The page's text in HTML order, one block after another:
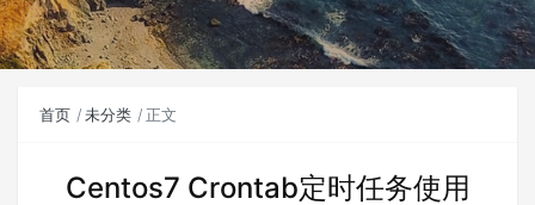
首页 未分类 正文
Centos7 Crontab定时任务使用